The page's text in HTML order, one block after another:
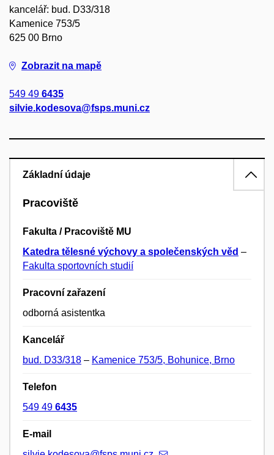
kancelář: bud. D33/318
Kamenice 753/5
625 00 Brno
Zobrazit na mapě
549 49 6435
silvie.kodesova@fsps.muni.cz
Základní údaje
Pracoviště
Fakulta / Pracoviště MU
Katedra tělesné výchovy a společenských věd –
Fakulta sportovních studií
Pracovní zařazení
odborná asistentka
Kancelář
bud. D33/318 – Kamenice 753/5, Bohunice, Brno
Telefon
549 49 6435
E-mail